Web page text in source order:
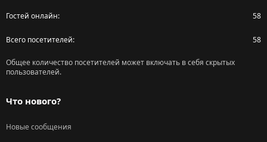
Гостей онлайн 58
Всего посетителей 58
Общее количество посетителей может включать в себя скрытых
пользователей.
Что нового?
Новые сообщения